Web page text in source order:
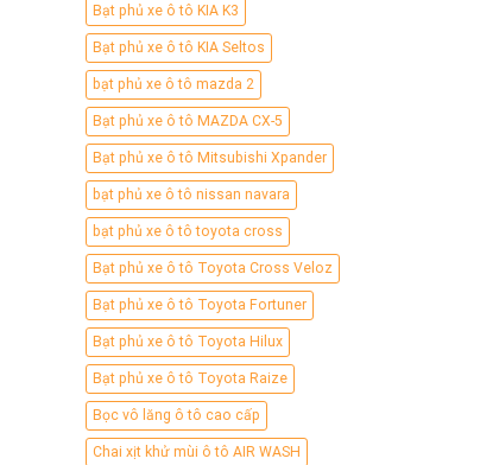
Bạt phủ xe ô tô KIA K3
Bạt phủ xe ô tô KIA Seltos
bạt phủ xe ô tô mazda 2
Bạt phủ xe ô tô MAZDA CX-5
Bạt phủ xe ô tô Mitsubishi Xpander
bạt phủ xe ô tô nissan navara
bạt phủ xe ô tô toyota cross
Bạt phủ xe ô tô Toyota Cross Veloz
Bạt phủ xe ô tô Toyota Fortuner
Bạt phủ xe ô tô Toyota Hilux
Bạt phủ xe ô tô Toyota Raize
Bọc vô lăng ô tô cao cấp
Chai xịt khử mùi ô tô AIR WASH